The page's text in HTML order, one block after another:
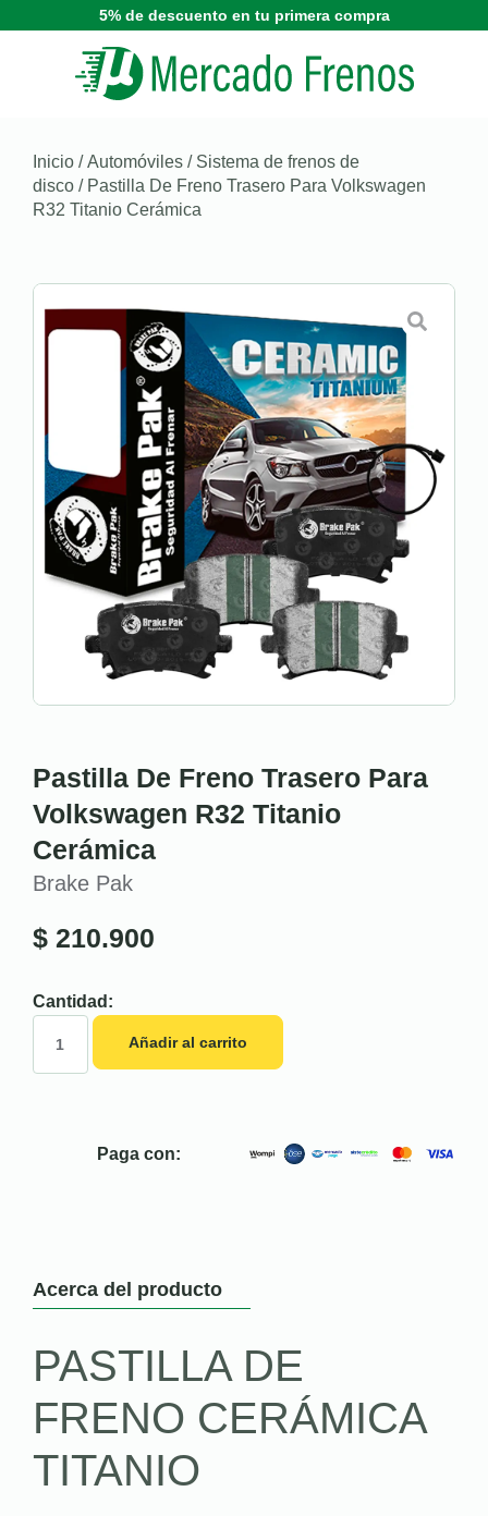
5% de descuento en tu primera compra
Inicio /Automóviles / Sistema de frenos de
disco / Pastilla De Freno Trasero Para Volkswagen
R32 Titanio Cerámica
Pastilla De Freno Trasero Para
Volkswagen R32 Titanio
Cerámica
Brake Pak
$ 210.900
Cantidad:
Añadir al carrito
Paga con:
Acerca del producto
PASTILLA DE
FRENO CERÁMICA
TITANIO